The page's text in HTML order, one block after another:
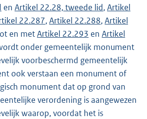
en Artikel 22.28, tweede lid,Artikel
22.287,Artikel 22.288,Artikel
en metArtikel 22.293 en Artikel
onder gemeentelijk monument
voorbeschermd gemeentelijk
ook verstaan een monument of
monument dat op grond van
verordening is aangewezen
waarop, voordat het is